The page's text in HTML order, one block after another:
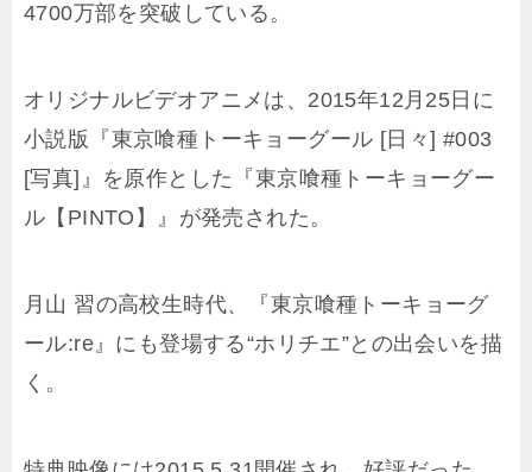
4700万部を突破している。
オリジナルビデオアニメは、2015年12月25日に
小説版『東京喰種トーキョーグール [日々] #003
[写真]』を原作とした『東京喰種トーキョーグー
ル【PINTO】』が発売された。
月山 習の高校生時代、『東京喰種トーキョーグ
ール:re』にも登場する“ホリチエ”との出会いを描
く。